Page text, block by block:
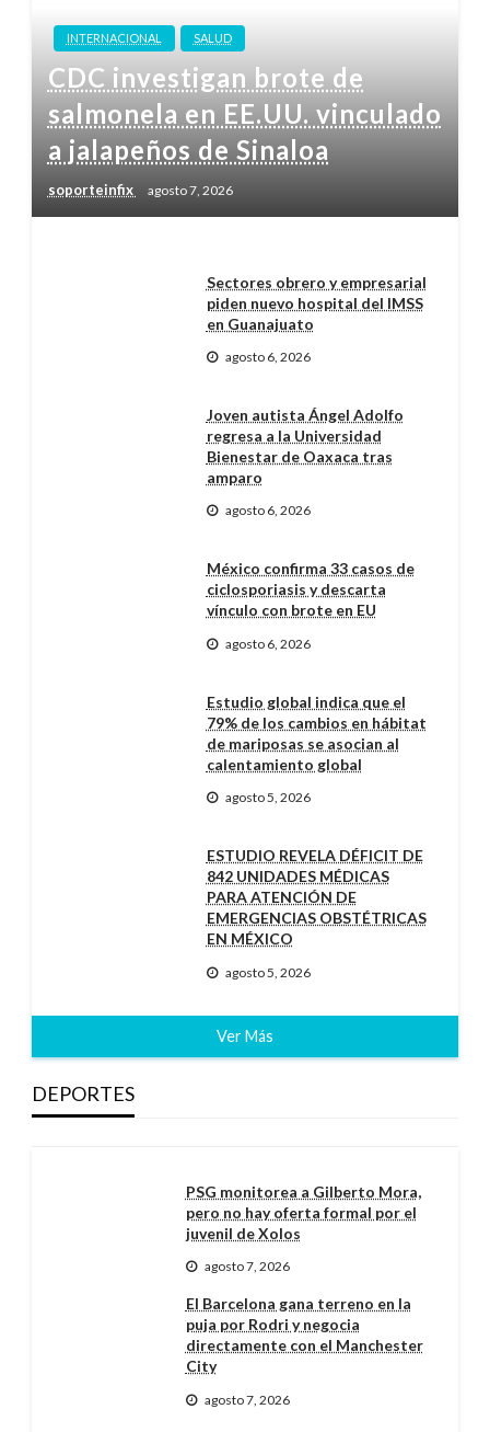
INTERNACIONAL SALUD
CDC investigan brote de
salmonela en EE.UU. vinculado
a jalapeños de Sinaloa
soporteinfix agosto 7, 2026
Sectores obrero y empresarial
piden nuevo hospital del IMSS
en Guanajuato
agosto 6, 2026
Joven autista Ángel Adolfo
regresa a la Universidad
Bienestar de Oaxaca tras
amparo
agosto 6, 2026
México confirma 33 casos de
ciclosporiasis y descarta
vínculo con brote en EU
agosto 6, 2026
Estudio global indica que el
79% de los cambios en hábitat
de mariposas se asocian al
calentamiento global
agosto 5, 2026
ESTUDIO REVELA DÉFICIT DE
842 UNIDADES MÉDICAS
PARA ATENCIÓN DE
EMERGENCIAS OBSTÉTRICAS
EN MÉXICO
agosto 5, 2026
Ver Más
DEPORTES
PSG monitorea a Gilberto Mora,
pero no hay oferta formal por el
juvenil de Xolos
agosto 7, 2026
El Barcelona gana terreno en la
puja por Rodri y negocia
directamente con el Manchester
City
agosto 7, 2026